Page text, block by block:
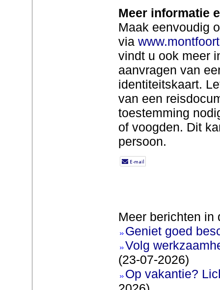
Meer informatie
Maak eenvoudig
via
vindt u ook meer
aanvragen van
identiteitskaart.
van een
toestemming
of voogden. Dit
persoon.
Meer berichten in
Geniet goed
Volg
(23-07-2026)
Op vakantie?